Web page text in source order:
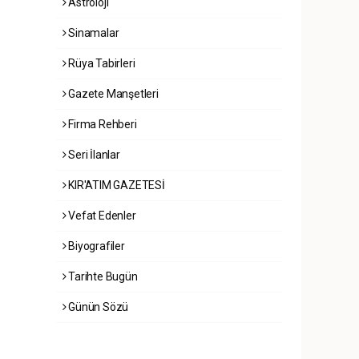
Sinamalar
Rüya Tabirleri
Gazete Manşetleri
Firma Rehberi
Seri İlanlar
KIR'ATIM GAZETESİ
Vefat Edenler
Biyografiler
Tarihte Bugün
Günün Sözü